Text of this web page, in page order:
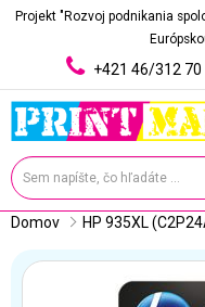
Projekt "Rozvoj podnikania
+421 46/312 70
Domov HP 935XL